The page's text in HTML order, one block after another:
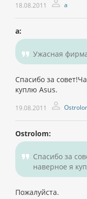
18.08.2011 а
а:
Ужасная
Спасибо за
куплю Asus.
19.08.2011
Ostrolom:
Спасибо за
наверное я
Пожалуйста.